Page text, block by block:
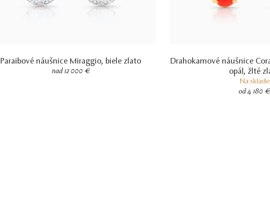
Paraibové náušnice Miraggio, biele zlato
nad 12 000 €
Drahokamové náušnice
opál, žlté
Na sklade
od 4 180